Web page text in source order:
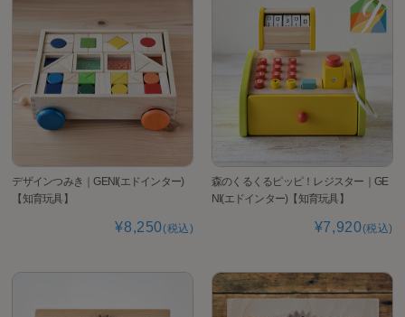
デザインつみき｜GENI(エドインター)
【知育玩具】
¥8,250(税込)
森のくるくるピッピ！レジスター｜GE
NI(エドインター)【知育玩具】
¥7,920(税込)